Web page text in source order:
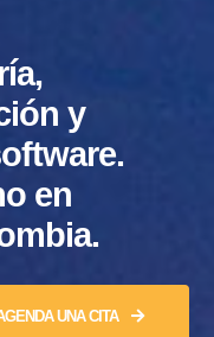
y
en
UNA CITA